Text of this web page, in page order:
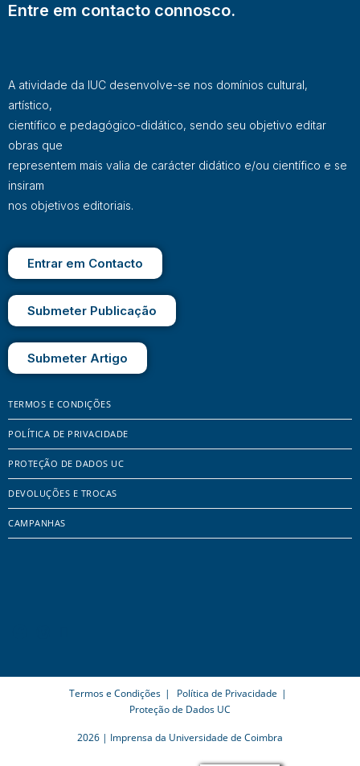
Entre em contacto connosco.
A atividade da IUC desenvolve-se nos domínios cultural,
artístico,
científico e pedagógico-didático, sendo seu objetivo editar
obras que
representem mais valia de carácter didático e/ou científico e se
insiram
nos objetivos editoriais.
Entrar em Contacto
Submeter Publicação
Submeter Artigo
TERMOS E CONDIÇÕES
POLÍTICA DE PRIVACIDADE
PROTEÇÃO DE DADOS UC
DEVOLUÇÕES E TROCAS
CAMPANHAS
Termos e Condições
Política de Privacidade
Proteção de Dados UC
2026 | Imprensa da Universidade de Coimbra